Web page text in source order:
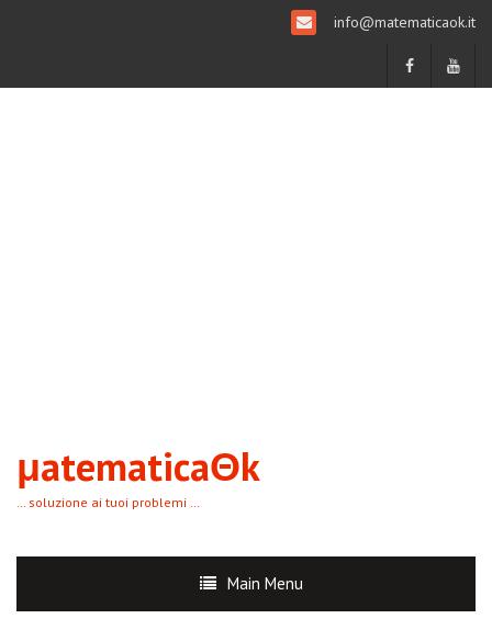
info@matematicaok.it
μatematicaΘk
… soluzione ai tuoi problemi …
Main Menu